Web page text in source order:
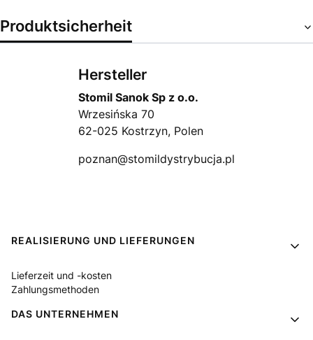
Produktsicherheit
Hersteller
Stomil Sanok Sp z o.o.
Wrzesińska 70
62-025 Kostrzyn, Polen
poznan@stomildystrybucja.pl
Fußzeilenmenü
REALISIERUNG UND LIEFERUNGEN
Lieferzeit und -kosten
Zahlungsmethoden
DAS UNTERNEHMEN